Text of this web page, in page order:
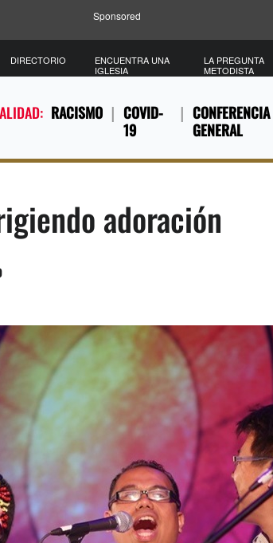
Sponsored
RACISMO
COVID-
19
CONFERENCIA
GENERAL
DIRECTORIO
ENCUENTRA UNA
IGLESIA
LA PREGUNTA
METODISTA
adoración